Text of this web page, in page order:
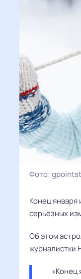
Фото:
Конец января
серьёзных
Об этом
журналистки
«Конец